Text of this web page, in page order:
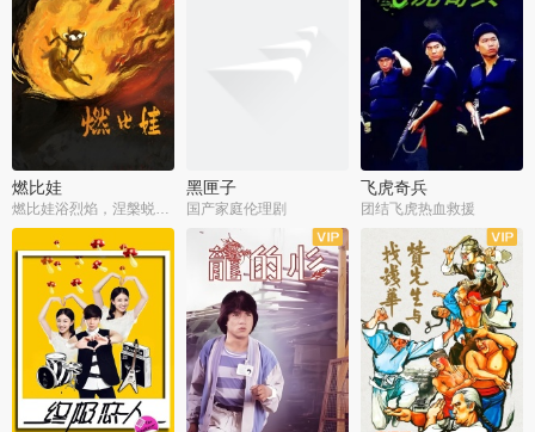
燃比娃
燃比娃浴烈焰，涅槃蜕变成人
黑匣子
国产家庭伦理剧
飞虎奇兵
团结飞虎热血救援